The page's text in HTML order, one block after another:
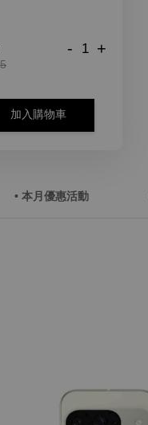
- +
加入購物車
• 本月優惠活動